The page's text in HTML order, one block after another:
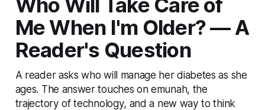
Me When I'm Older? — A
Reader's Question
A reader asks who will manage her diabetes as she
ages. The answer touches on emunah, the
trajectory of technology, and a new way to think